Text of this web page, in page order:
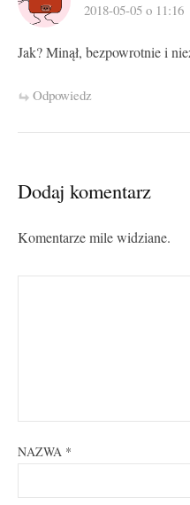
2018-05-05 o 11:16
Jak? Minął, bezpowrotnie i
Odpowiedz
Dodaj komentarz
Komentarze mile widziane.
NAZWA *